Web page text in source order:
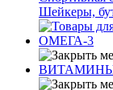
Шейкеры,
ОМЕГА-3